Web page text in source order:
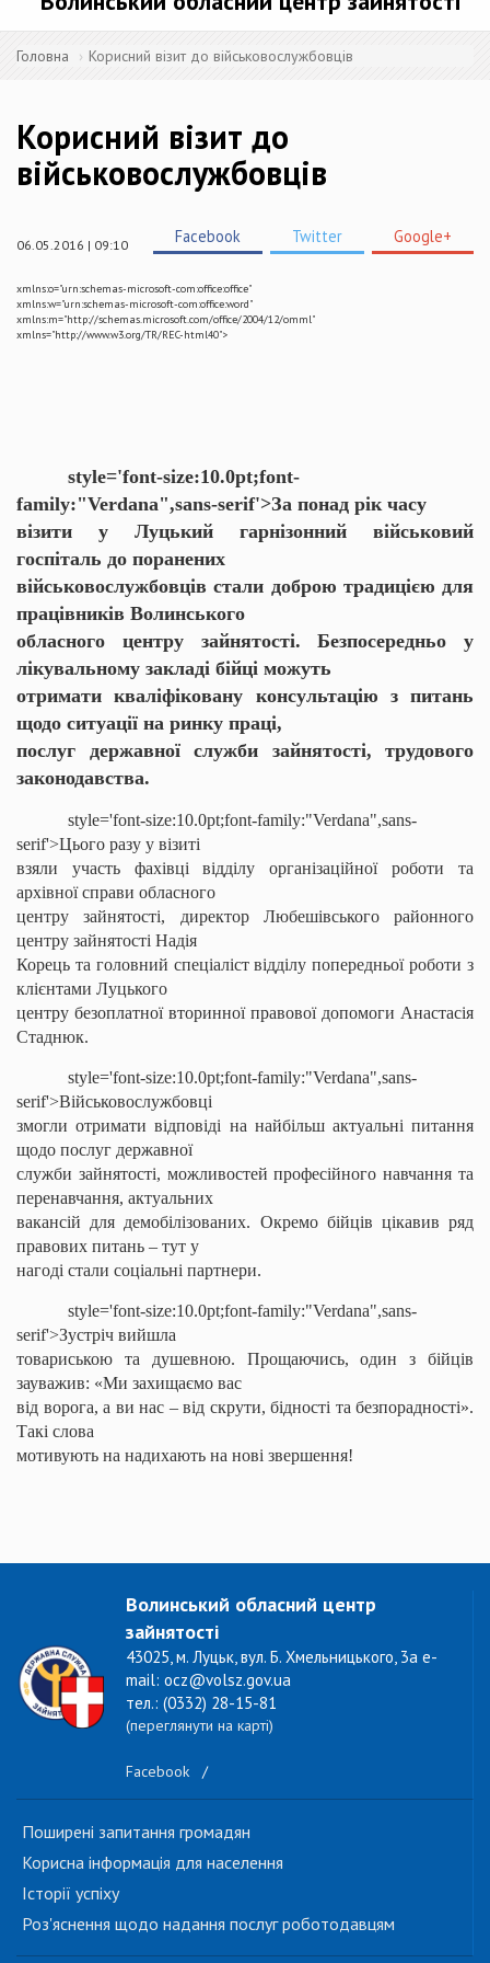
Головна Корисний візит до військовослужбовців
Корисний візит до
військовослужбовців
06.05.2016 | 09:10 Facebook Twitter Google+
xmlns:o="urn:schemas-microsoft-com:office:office"
xmlns:w="urn:schemas-microsoft-com:office:word"
xmlns:m="http://schemas.microsoft.com/office/2004/12/omml"
xmlns="http://www.w3.org/TR/REC-html40">
style='font-size:10.0pt;font-
family:"Verdana",sans-serif'>За понад рік часу
візити у Луцький гарнізонний військовий
госпіталь до поранених
військовослужбовців стали доброю традицією для
працівників Волинського
обласного центру зайнятості. Безпосередньо у
лікувальному закладі бійці можуть
отримати кваліфіковану консультацію з питань
щодо ситуації на ринку праці,
послуг державної служби зайнятості, трудового
законодавства.
style='font-size:10.0pt;font-family:"Verdana",sans-
serif'>Цього разу у візиті
взяли участь фахівці відділу організаційної роботи та
архівної справи обласного
центру зайнятості, директор Любешівського районного
центру зайнятості Надія
Корець та головний спеціаліст відділу попередньої роботи з
клієнтами Луцького
центру безоплатної вторинної правової допомоги Анастасія
Стаднюк.
style='font-size:10.0pt;font-family:"Verdana",sans-
serif'>Військовослужбовці
змогли отримати відповіді на найбільш актуальні питання
щодо послуг державної
служби зайнятості, можливостей професійного навчання та
перенавчання, актуальних
вакансій для демобілізованих. Окремо бійців цікавив ряд
правових питань – тут у
нагоді стали соціальні партнери.
style='font-size:10.0pt;font-family:"Verdana",sans-
serif'>Зустріч вийшла
товариською та душевною. Прощаючись, один з бійців
зауважив: «Ми захищаємо вас
від ворога, а ви нас – від скрути, бідності та безпорадності».
Такі слова
мотивують на надихають на нові звершення!
Волинський обласний центр
зайнятості
43025, м. Луцьк, вул. Б. Хмельницького, 3а e-
mail: ocz@volsz.gov.ua
тел.: (0332) 28-15-81
(переглянути на карті)
Facebook /
Поширені запитання громадян
Корисна інформація для населення
Історії успіху
Роз'яснення щодо надання послуг роботодавцям